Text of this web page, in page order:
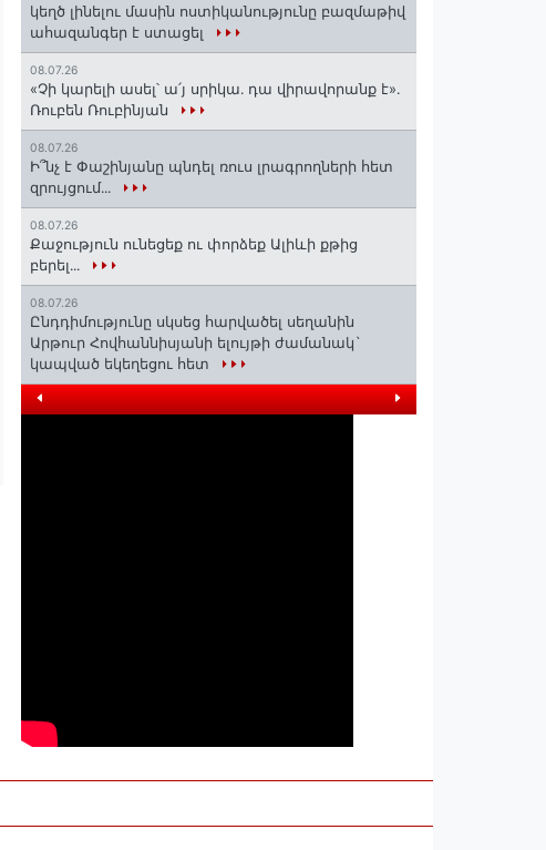
կեղծ լինելու մասին ոստիկանությունը բազմաթիվ
ահազանգեր է ստացել
08.07.26
«Չի կարելի ասել՝ ա՛յ սրիկա․ դա վիրավորանք է»․
Ռուբեն Ռուբինյան
08.07.26
Ի՞նչ է Փաշինյանը պնդել ռուս լրագրողների հետ
զրույցում․․․
08.07.26
Քաջություն ունեցեք ու փորձեք Ալիևի քթից
բերել․․․
08.07.26
Ընդդիմությունը սկսեց հարվածել սեղանին
Արթուր Հովհաննիսյանի ելույթի ժամանակ`
կապված եկեղեցու հետ